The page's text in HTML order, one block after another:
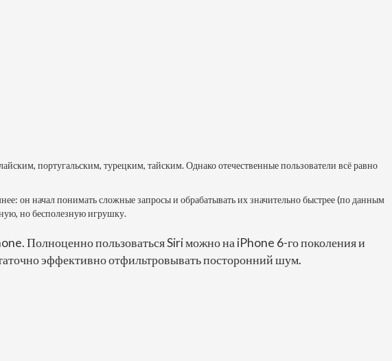
португальским, турецким, тайским. Однако отечественные пользователи всё равно
он начал понимать сложные запросы и обрабатывать их значительно быстрее (по данным
но бесполезную игрушку.
Полноценно пользоваться Siri можно на iPhone 6-го поколения и
эффективно отфильтровывать посторонний шум.